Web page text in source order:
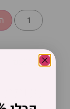
209.00